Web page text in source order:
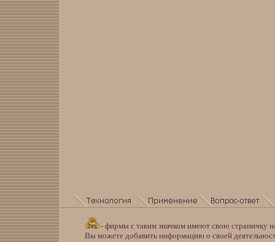
- фирмы с таким значком имеют свою страничку
Вы можете добавить информацию о своей